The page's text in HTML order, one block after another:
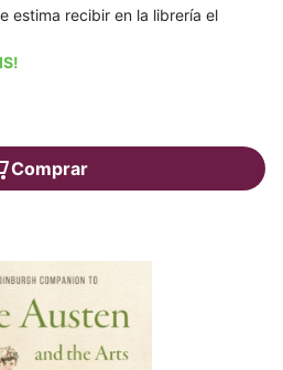
estima recibir en la librería el
Comprar